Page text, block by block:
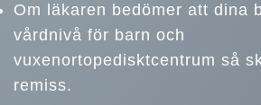
Om läkaren bedömer att dina
vårdnivå för barn och
vuxenortopedisktcentrum så
remiss.